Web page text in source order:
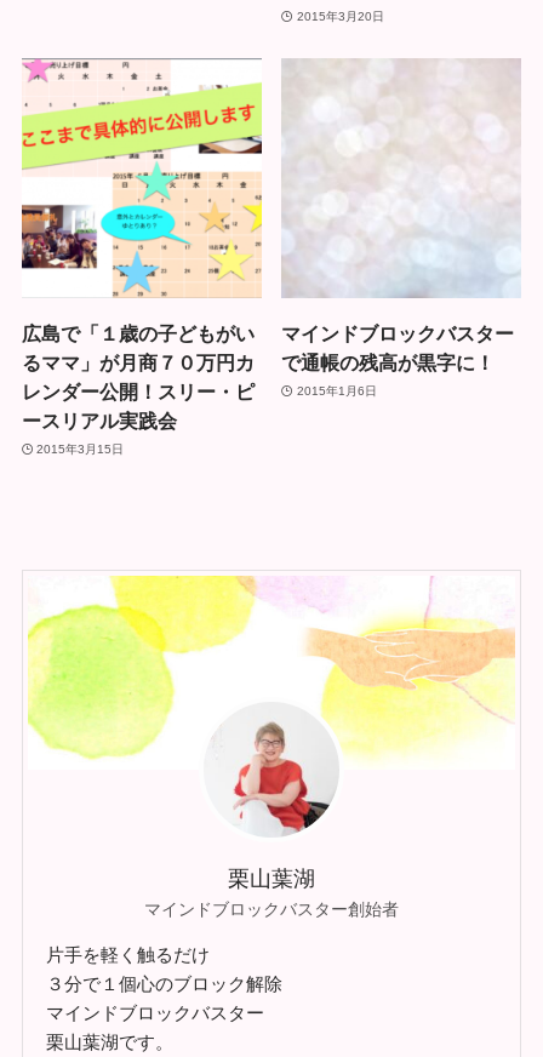
2015年3月20日
広島で「１歳の子どもがい
るママ」が月商７０万円カ
レンダー公開！スリー・ピ
ースリアル実践会
2015年3月15日
マインドブロックバスター
で通帳の残高が黒字に！
2015年1月6日
栗山葉湖
マインドブロックバスター創始者
片手を軽く触るだけ
３分で１個心のブロック解除
マインドブロックバスター
栗山葉湖です。